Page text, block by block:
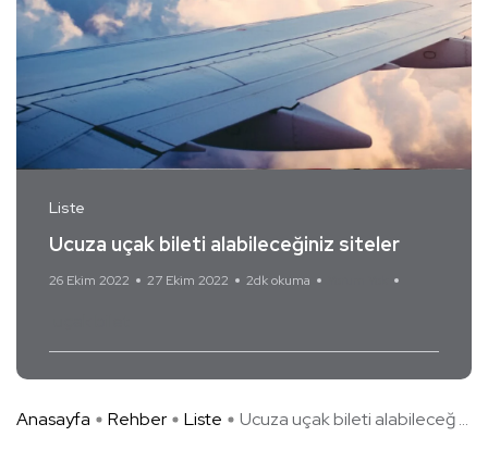
Liste
Ucuza uçak bileti alabileceğiniz siteler
26 Ekim 2022 27 Ekim 2022 2dk okuma
Anasayfa Rehber Liste Ucuza uçak bileti alabileceğ ...